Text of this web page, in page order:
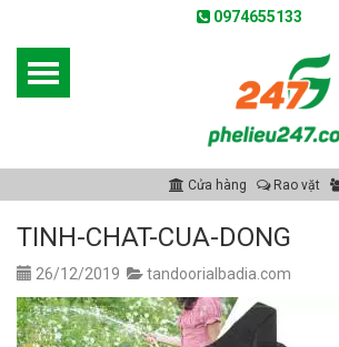
0974655133
Cửa hàng Rao vặt
TINH-CHAT-CUA-DONG
26/12/2019 tandoorialbadia.com